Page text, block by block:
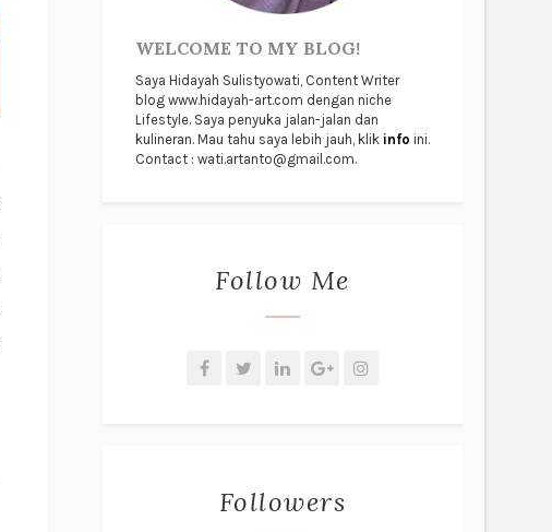
WELCOME TO MY BLOG!
Saya Hidayah Sulistyowati, Content Writer
blog www.hidayah-art.com dengan niche
Lifestyle. Saya penyuka jalan-jalan dan
kulineran. Mau tahu saya lebih jauh, klik info ini.
Contact : wati.artanto@gmail.com.
Follow Me
Followers